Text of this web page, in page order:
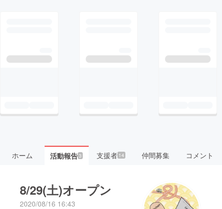
ホーム 活動報告3 支援者 14 仲間募集 コメント
8/29(土)オープン
2020/08/16 16:43